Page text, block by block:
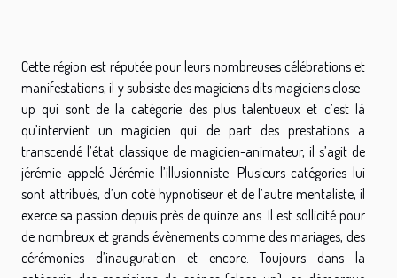
Cette région est réputée pour leurs nombreuses célébrations et
manifestations, il y subsiste des magiciens dits magiciens close-
up qui sont de la catégorie des plus talentueux et c’est là
qu’intervient un magicien qui de part des prestations a
transcendé l’état classique de magicien-animateur, il s’agit de
jérémie appelé Jérémie l’illusionniste. Plusieurs catégories lui
sont attribués, d’un coté hypnotiseur et de l’autre mentaliste, il
exerce sa passion depuis près de quinze ans. Il est sollicité pour
de nombreux et grands évènements comme des mariages, des
cérémonies d’inauguration et encore. Toujours dans la